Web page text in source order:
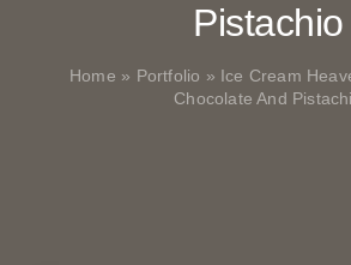
Pistachio
Home » Portfolio » Ice Cream
Chocolate And